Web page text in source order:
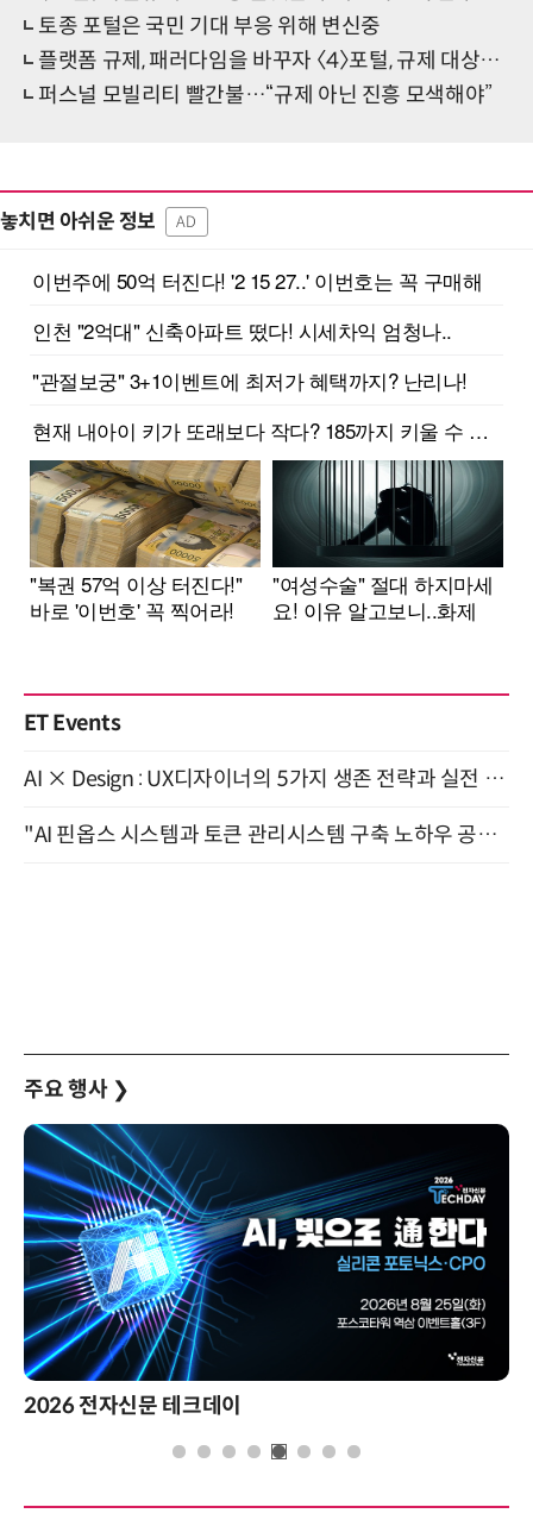
토종 포털은 국민 기대 부응 위해 변신중
플랫폼 규제, 패러다임을 바꾸자 〈4〉포털, 규제 대상인가 진흥 대상인가
퍼스널 모빌리티 빨간불…“규제 아닌 진흥 모색해야”
놓치면 아쉬운 정보 AD
ET Events
AI × Design : UX디자이너의 5가지 생존 전략과 실전 대응 8월 28일 개최
"AI 핀옵스 시스템과 토큰 관리시스템 구축 노하우 공개" 잠실 한국광고문화회관 2층 대회의실 (8/21)
주요 행사 ❯
전자신문 테크데이